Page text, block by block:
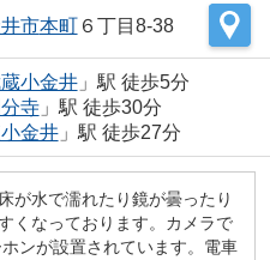
市本町６丁目8-38
小金井」駅 徒歩5分
寺」駅 徒歩30分
金井」駅 徒歩27分
が水で濡れたり鏡が曇ったり
くなっております。カメラで
ンが設置されています。電車